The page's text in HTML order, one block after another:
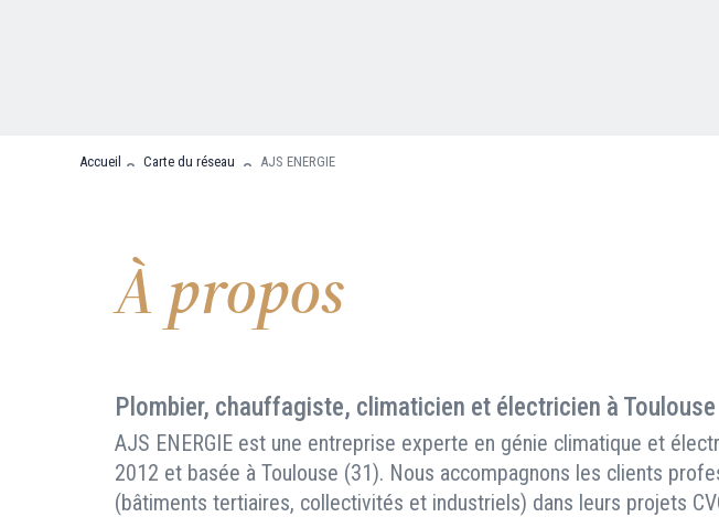
Accueil Carte du réseau AJS ENERGIE
À propos
Plombier, chauffagiste, climaticien et électricien à Toulouse
AJS ENERGIE est une entreprise experte en génie climatique et
2012 et basée à Toulouse (31). Nous accompagnons les clients
(bâtiments tertiaires, collectivités et industriels) dans leurs projets